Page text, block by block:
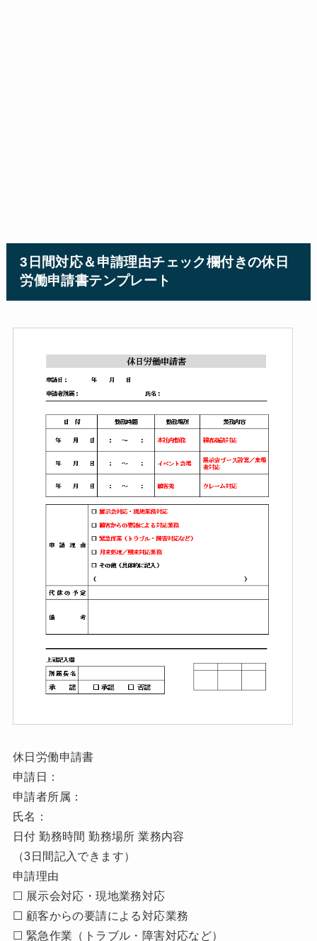
3日間対応＆申請理由チェック欄付きの休日
労働申請書テンプレート
休日労働申請書
申請日：
申請者所属：
氏名：
日付 勤務時間 勤務場所 業務内容
（3日間記入できます）
申請理由
☐ 展示会対応・現地業務対応
☐ 顧客からの要請による対応業務
☐ 緊急作業（トラブル・障害対応など）